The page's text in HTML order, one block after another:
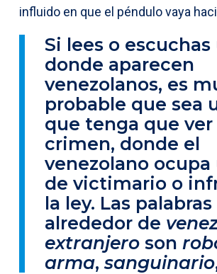
influido en que el péndulo vaya
Si lees o
donde aparecen
venezolanos, es
probable que sea
que tenga que ver
crimen, donde el
venezolano ocupa
de victimario o
la ley. Las palabras
alrededor de
extranjero son
arma,sanguinario